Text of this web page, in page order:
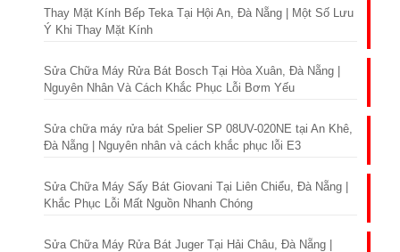
Thay Mặt Kính Bếp Teka Tại Hội An, Đà Nẵng | Một Số Lưu
Ý Khi Thay Mặt Kính
Sửa Chữa Máy Rửa Bát Bosch Tại Hòa Xuân, Đà Nẵng |
Nguyên Nhân Và Cách Khắc Phục Lỗi Bơm Yếu
Sửa chữa máy rửa bát Spelier SP 08UV-020NE tại An Khê,
Đà Nẵng | Nguyên nhân và cách khắc phục lỗi E3
Sửa Chữa Máy Sấy Bát Giovani Tại Liên Chiểu, Đà Nẵng |
Khắc Phục Lỗi Mất Nguồn Nhanh Chóng
Sửa Chữa Máy Rửa Bát Juger Tại Hải Châu, Đà Nẵng |